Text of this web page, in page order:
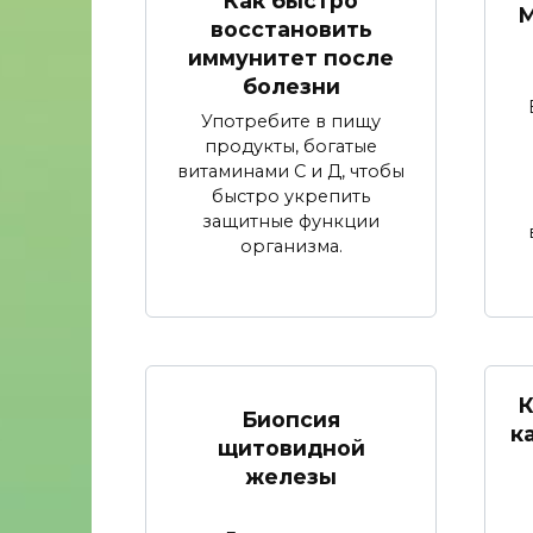
восстановить
иммунитет после
болезни
Употребите в пищу
продукты, богатые
витаминами С и Д, чтобы
быстро укрепить
защитные функции
организма.
Биопсия
щитовидной
железы